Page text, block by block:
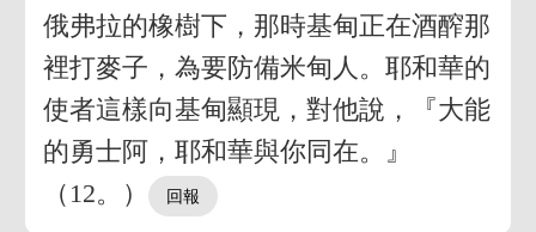
俄弗拉的橡樹下，那時基甸正在酒醡那
裡打麥子，為要防備米甸人。耶和華的
使者這樣向基甸顯現，對他說，『大能
的勇士阿，耶和華與你同在。』
（12。）